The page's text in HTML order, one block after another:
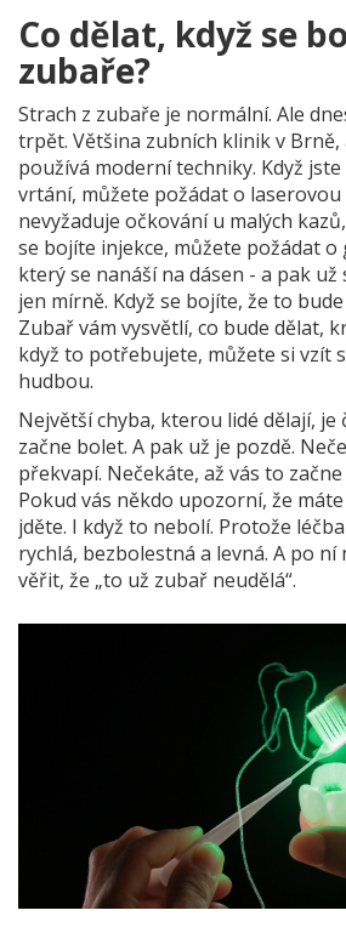
Co dělat, když se
zubaře?
Strach z zubaře je normální. Ale
trpět. Většina zubních klinik v Brně,
používá moderní techniky. Když
vrtání, můžete požádat o laserovou
nevyžaduje očkování u malých
se bojíte injekce, můžete požádat o
který se nanáší na dásen - a pak už
jen mírně. Když se bojíte, že to
Zubař vám vysvětlí, co bude dělat,
když to potřebujete, můžete si vzít
hudbou.
Největší chyba, kterou lidé dělají, je
začne bolet. A pak už je pozdě.
překvapí. Nečekáte, až vás to
Pokud vás někdo upozorní, že
jděte. I když to nebolí. Protože
rychlá, bezbolestná a levná. A po
věřit, že „to už zubař neudělá“.